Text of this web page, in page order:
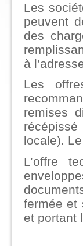
Les
peuvent
des
à
Les
remises
locale).
L’offre
fermée et
et portant